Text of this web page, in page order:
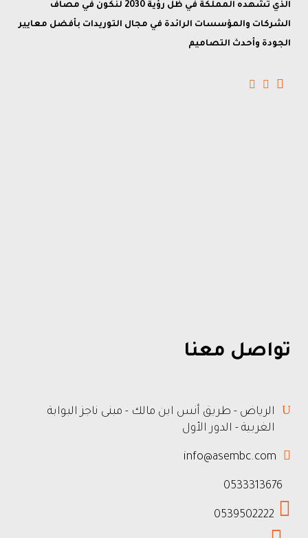
الذي تشهده المملكة في ظل رؤية 2030 لنكون في مصاف
الشركات والمؤسسات الرائدة في مجال التوريدات بأفضل معايير
الجودة وأحدث التصاميم
تواصل معنا
الرياض - طريق أنس ابن مالك - مبنى ناجز البوابة
الغربية - الدور الأول
info@asembc.com
0533313676
0539502222